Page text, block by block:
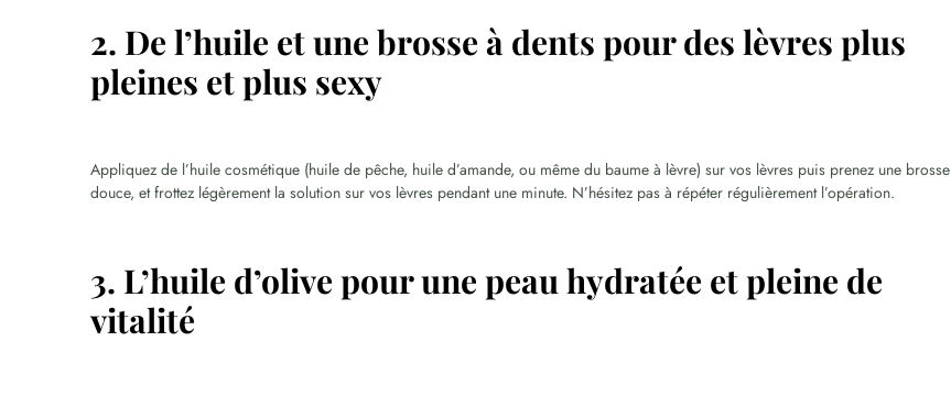
2. De l’huile et une brosse à dents pour des lèvres plus
pleines et plus sexy
Appliquez de l’huile cosmétique (huile de pêche, huile d’amande, ou même du baume à lèvre) sur vos lèvres puis prenez une brosse
douce, et frottez légèrement la solution sur vos lèvres pendant une minute. N’hésitez pas à répéter régulièrement l’opération.
3. L’huile d’olive pour une peau hydratée et pleine de
vitalité